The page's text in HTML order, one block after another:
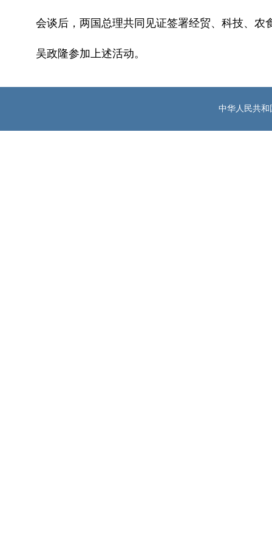
会谈后，两国总理共同见证签署经贸、科技、农
吴政隆参加上述活动。
中华人民共